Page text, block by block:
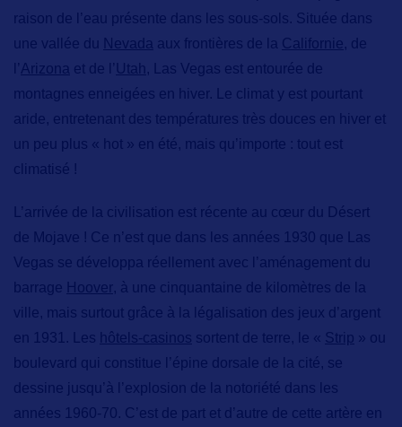
raison de l’eau présente dans les sous-sols. Située dans
une vallée du
Nevada aux frontières de la Californie, de
l’Arizona et de l’ Utah , Las Vegas est entourée de
montagnes enneigées en hiver. Le climat y est pourtant
aride, entretenant des températures très douces en hiver et
un peu plus « hot » en été, mais qu’importe : tout est
climatisé !
L’arrivée de la civilisation est récente au cœur du Désert
de Mojave ! Ce n’est que dans les années 1930 que Las
Vegas se développa réellement avec l’aménagement du
barrage Hoover, à une cinquantaine de kilomètres de la
ville, mais surtout grâce à la légalisation des jeux d’argent
en 1931. Les hôtels-casinos sortent de terre, le « Strip » ou
boulevard qui constitue l’épine dorsale de la cité, se
dessine jusqu’à l’explosion de la notoriété dans les
années 1960-70. C’est de part et d’autre de cette artère en